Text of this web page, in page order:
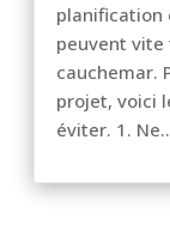
planification
peuvent
cauchemar.
projet, voici
éviter. 1.